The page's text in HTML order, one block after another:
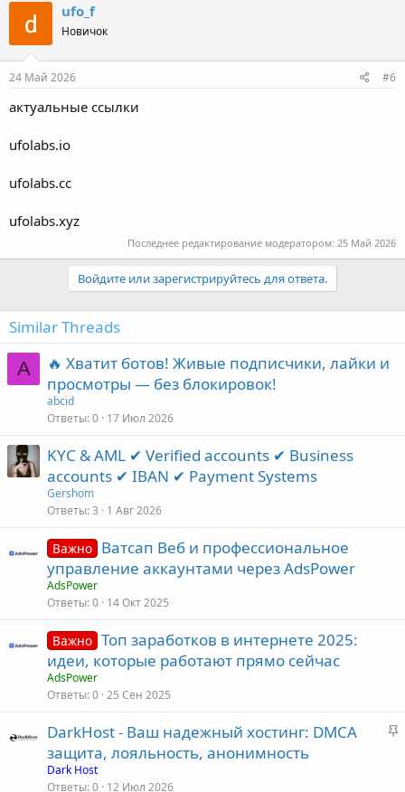
ufo_f
Новичок
24 Май 2026 #6
актуальные ссылки
ufolabs.io
ufolabs.cc
ufolabs.xyz
Последнее редактирование модератором: 25 Май 2026
Войдите или зарегистрируйтесь для ответа.
Similar Threads
A
🔥 Хватит ботов! Живые подписчики, лайки и
просмотры — без блокировок!
abcid
Ответы 0 17 Июл 2026
KYC & AML ✔ Verified accounts ✔ Business
accounts ✔ IBAN ✔ Payment Systems
Gershom
Ответы 3 1 Авг 2026
Важно Ватсап Веб и профессиональное
управление аккаунтами через AdsPower
AdsPower
Ответы 0 14 Окт 2025
Важно Топ заработков в интернете 2025:
идеи, которые работают прямо сейчас
AdsPower
Ответы 0 25 Сен 2025
З
DarkHost - Ваш надежный хостинг: DMCA
защита, лояльность, анонимность
Dark Host
Ответы 0 12 Июл 2026